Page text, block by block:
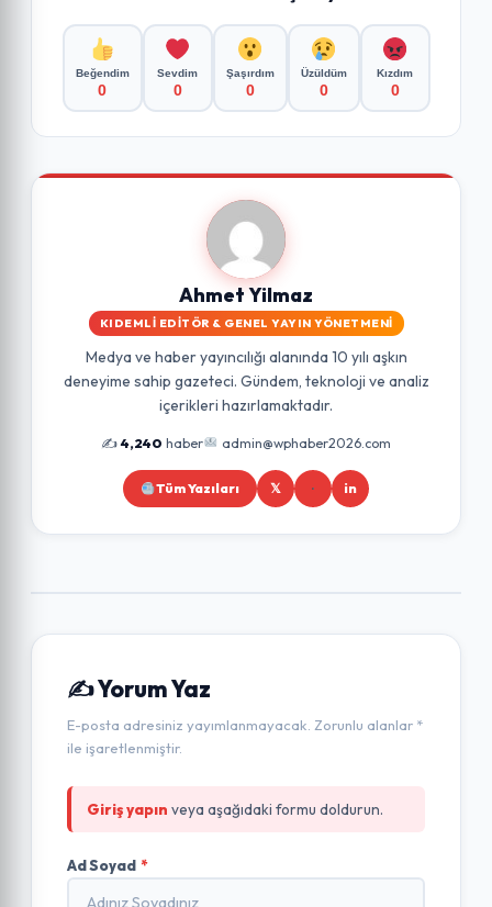
Beğendim
0
Sevdim
0
Şaşırdım
0
Üzüldüm
0
Kızdım
0
Ahmet Yilmaz
KIDEMLI EDITÖR & GENEL YAYIN YÖNETMENI
Medya ve haber yayıncılığı alanında 10 yılı aşkın
deneyime sahip gazeteci. Gündem, teknoloji ve analiz
içerikleri hazırlamaktadır.
✍️4,240 haber admin@wphaber2026.com
Tüm Yazıları 𝕏 in
✍️ Yorum Yaz
E-posta adresiniz yayımlanmayacak. Zorunlu alanlar *
ile işaretlenmiştir.
Giriş yapın veya aşağıdaki formu doldurun.
Ad Soyad *